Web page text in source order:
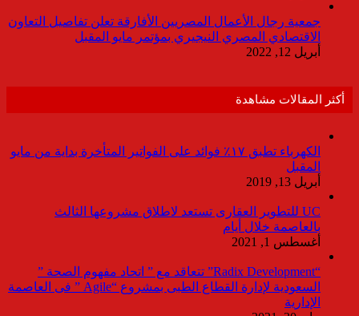
جمعية رجال الأعمال المصريين الأفارقة تعلن تفاصيل التعاون
الاقتصادي المصري النيجيري بمؤتمر مايو المقبل
أبريل 12, 2022
أكثر المقالات مشاهدة
الكهرباء تطبق ١٧٪ فوائد على الفواتير المتأخرة بداية من مايو
المقبل
أبريل 13, 2019
UC للتطوير العقارى تستعد لاطلاق مشروعها الثالث
بالعاصمة خلال أيام
أغسطس 1, 2021
“Radix Development” تتعاقد مع ” اتحاد مفهوم الصحة ”
السعودية لإدارة القطاع الطبى بمشروع “Agile ” فى العاصمة
الإدارية